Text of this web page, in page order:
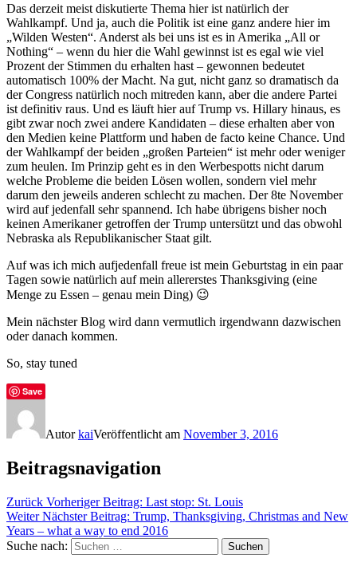
Das derzeit meist diskutierte Thema hier ist natürlich der
Wahlkampf. Und ja, auch die Politik ist eine ganz andere hier im
„Wilden Westen“. Anderst als bei uns ist es in Amerika „All or
Nothing“ – wenn du hier die Wahl gewinnst ist es egal wie viel
Prozent der Stimmen du erhalten hast – gewonnen bedeutet
automatisch 100% der Macht. Na gut, nicht ganz so dramatisch da
der Congress natürlich noch mitreden kann, aber die andere Partei
ist definitiv raus. Und es läuft hier auf Trump vs. Hillary hinaus, es
gibt zwar noch zwei andere Kandidaten – diese erhalten aber von
den Medien keine Plattform und haben de facto keine Chance. Und
der Wahlkampf der beiden „großen Parteien“ ist mehr oder weniger
zum heulen. Im Prinzip geht es in den Werbespotts nicht darum
welche Probleme die beiden Lösen wollen, sondern viel mehr
darum den jeweils anderen schlecht zu machen. Der 8te November
wird auf jedenfall sehr spannend. Ich habe übrigens bisher noch
keinen Amerikaner getroffen der Trump untersützt und das obwohl
Nebraska als Republikanischer Staat gilt.
Auf was ich mich aufjedenfall freue ist mein Geburtstag in ein paar
Tagen sowie natürlich auf mein allererstes Thanksgiving (eine
Menge zu Essen – genau mein Ding) 😉
Mein nächster Blog wird dann vermutlich irgendwann dazwischen
oder danach kommen.
So, stay tuned
Save
AutorkaiVeröffentlicht am November 3, 2016
Beitragsnavigation
Zurück Vorheriger Beitrag: Last stop: St. Louis
Weiter Nächster Beitrag: Trump, Thanksgiving, Christmas and New
Years – what a way to end 2016
Suche nach:
Suchen